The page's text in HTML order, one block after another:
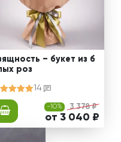
– букет из б
роз
14
-10% 3 378 ₽
от 3 040 ₽